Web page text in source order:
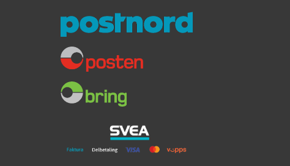
589,-
Volvo Penta
Impeller D2-